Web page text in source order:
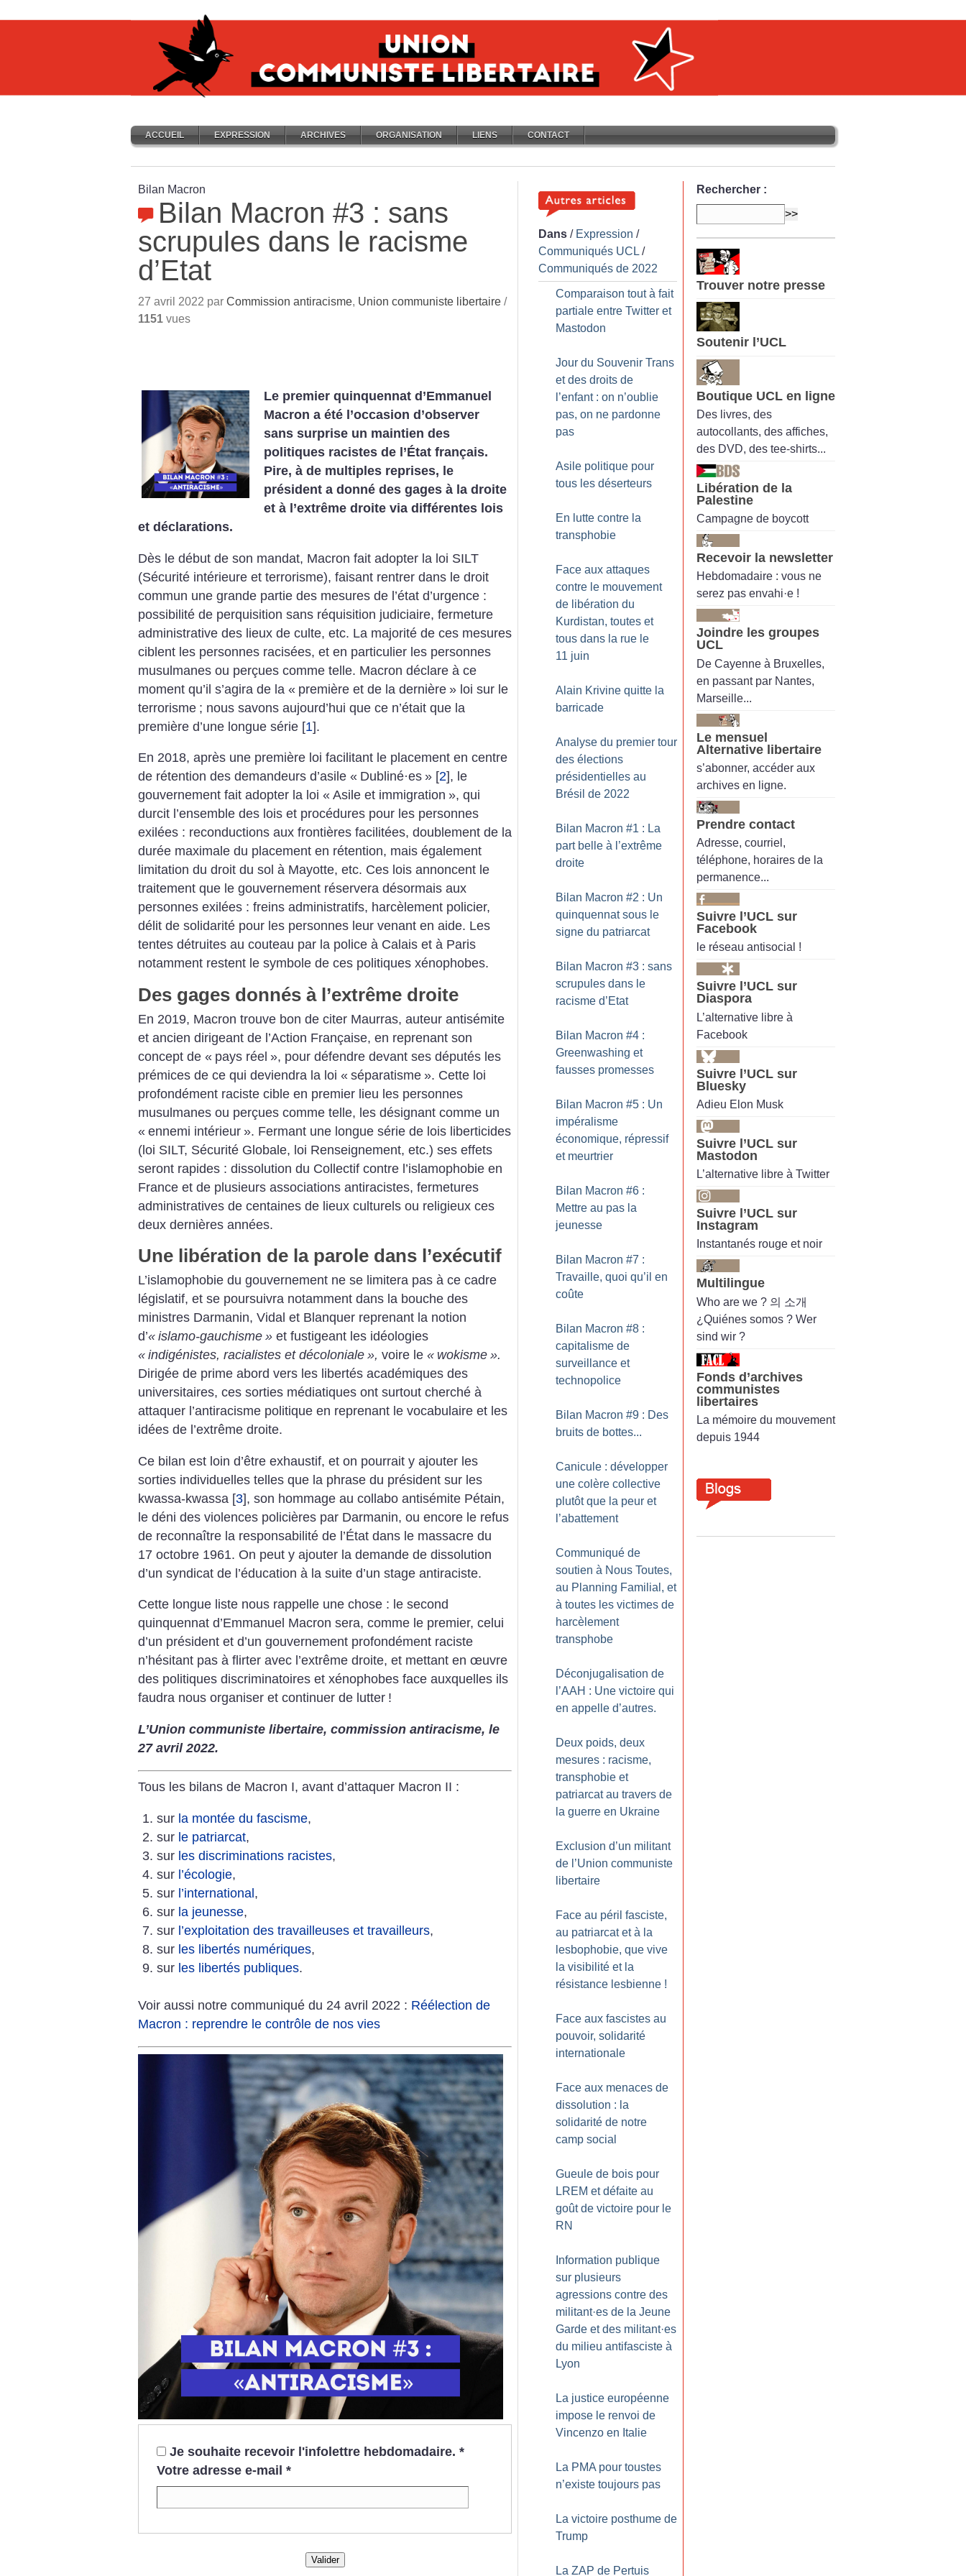
ACCUEIL EXPRESSION ARCHIVES ORGANISATION LIENS CONTACT
Bilan Macron
Bilan Macron #3 : sans
scrupules dans le racisme
d’Etat
27 avril 2022 par Commission antiracisme, Union communiste libertaire /
1151 vues
Le premier quinquennat d’Emmanuel
Macron a été l’occasion d’observer
sans surprise un maintien des
politiques racistes de l’État français.
Pire, à de multiples reprises, le
président a donné des gages à la droite
et à l’extrême droite via différentes lois
et déclarations.
Dès le début de son mandat, Macron fait adopter la loi SILT
(Sécurité intérieure et terrorisme), faisant rentrer dans le droit
commun une grande partie des mesures de l’état d’urgence :
possibilité de perquisition sans réquisition judiciaire, fermeture
administrative des lieux de culte, etc. La majorité de ces mesures
ciblent les personnes racisées, et en particulier les personnes
musulmanes ou perçues comme telle. Macron déclare à ce
moment qu’il s’agira de la « première et de la dernière » loi sur le
terrorisme ; nous savons aujourd’hui que ce n’était que la
première d’une longue série [1].
En 2018, après une première loi facilitant le placement en centre
de rétention des demandeurs d’asile « Dubliné·es » [2], le
gouvernement fait adopter la loi « Asile et immigration », qui
durcit l’ensemble des lois et procédures pour les personnes
exilées : reconductions aux frontières facilitées, doublement de la
durée maximale du placement en rétention, mais également
limitation du droit du sol à Mayotte, etc. Ces lois annoncent le
traitement que le gouvernement réservera désormais aux
personnes exilées : freins administratifs, harcèlement policier,
délit de solidarité pour les personnes leur venant en aide. Les
tentes détruites au couteau par la police à Calais et à Paris
notamment restent le symbole de ces politiques xénophobes.
Des gages donnés à l’extrême droite
En 2019, Macron trouve bon de citer Maurras, auteur antisémite
et ancien dirigeant de l’Action Française, en reprenant son
concept de « pays réel », pour défendre devant ses députés les
prémices de ce qui deviendra la loi « séparatisme ». Cette loi
profondément raciste cible en premier lieu les personnes
musulmanes ou perçues comme telle, les désignant comme un
« ennemi intérieur ». Fermant une longue série de lois liberticides
(loi SILT, Sécurité Globale, loi Renseignement, etc.) ses effets
seront rapides : dissolution du Collectif contre l’islamophobie en
France et de plusieurs associations antiracistes, fermetures
administratives de centaines de lieux culturels ou religieux ces
deux dernières années.
Une libération de la parole dans l’exécutif
L’islamophobie du gouvernement ne se limitera pas à ce cadre
législatif, et se poursuivra notamment dans la bouche des
ministres Darmanin, Vidal et Blanquer reprenant la notion
d’« islamo-gauchisme » et fustigeant les idéologies
« indigénistes, racialistes et décoloniale », voire le « wokisme ».
Dirigée de prime abord vers les libertés académiques des
universitaires, ces sorties médiatiques ont surtout cherché à
attaquer l’antiracisme politique en reprenant le vocabulaire et les
idées de l’extrême droite.
Ce bilan est loin d’être exhaustif, et on pourrait y ajouter les
sorties individuelles telles que la phrase du président sur les
kwassa-kwassa [3], son hommage au collabo antisémite Pétain,
le déni des violences policières par Darmanin, ou encore le refus
de reconnaître la responsabilité de l’État dans le massacre du
17 octobre 1961. On peut y ajouter la demande de dissolution
d’un syndicat de l’éducation à la suite d’un stage antiraciste.
Cette longue liste nous rappelle une chose : le second
quinquennat d’Emmanuel Macron sera, comme le premier, celui
d’un président et d’un gouvernement profondément raciste
n’hésitant pas à flirter avec l’extrême droite, et mettant en œuvre
des politiques discriminatoires et xénophobes face auxquelles ils
faudra nous organiser et continuer de lutter !
L’Union communiste libertaire, commission antiracisme, le
27 avril 2022.
Tous les bilans de Macron I, avant d’attaquer Macron II :
sur la montée du fascisme,
sur le patriarcat,
sur les discriminations racistes,
sur l’écologie,
sur l’international,
sur la jeunesse,
sur l’exploitation des travailleuses et travailleurs,
sur les libertés numériques,
sur les libertés publiques.
Voir aussi notre communiqué du 24 avril 2022 : Réélection de
Macron : reprendre le contrôle de nos vies
Je souhaite recevoir l'infolettre hebdomadaire. *
Votre adresse e-mail *
Valider
Dans / Expression /
Communiqués UCL /
Communiqués de 2022
Comparaison tout à fait
partiale entre Twitter et
Mastodon
Jour du Souvenir Trans
et des droits de
l’enfant : on n’oublie
pas, on ne pardonne
pas
Asile politique pour
tous les déserteurs
En lutte contre la
transphobie
Face aux attaques
contre le mouvement
de libération du
Kurdistan, toutes et
tous dans la rue le
11 juin
Alain Krivine quitte la
barricade
Analyse du premier tour
des élections
présidentielles au
Brésil de 2022
Bilan Macron #1 : La
part belle à l’extrême
droite
Bilan Macron #2 : Un
quinquennat sous le
signe du patriarcat
Bilan Macron #3 : sans
scrupules dans le
racisme d’Etat
Bilan Macron #4 :
Greenwashing et
fausses promesses
Bilan Macron #5 : Un
impéralisme
économique, répressif
et meurtrier
Bilan Macron #6 :
Mettre au pas la
jeunesse
Bilan Macron #7 :
Travaille, quoi qu’il en
coûte
Bilan Macron #8 :
capitalisme de
surveillance et
technopolice
Bilan Macron #9 : Des
bruits de bottes...
Canicule : développer
une colère collective
plutôt que la peur et
l’abattement
Communiqué de
soutien à Nous Toutes,
au Planning Familial, et
à toutes les victimes de
harcèlement
transphobe
Déconjugalisation de
l’AAH : Une victoire qui
en appelle d’autres.
Deux poids, deux
mesures : racisme,
transphobie et
patriarcat au travers de
la guerre en Ukraine
Exclusion d’un militant
de l’Union communiste
libertaire
Face au péril fasciste,
au patriarcat et à la
lesbophobie, que vive
la visibilité et la
résistance lesbienne !
Face aux fascistes au
pouvoir, solidarité
internationale
Face aux menaces de
dissolution : la
solidarité de notre
camp social
Gueule de bois pour
LREM et défaite au
goût de victoire pour le
RN
Information publique
sur plusieurs
agressions contre des
militant·es de la Jeune
Garde et des militant·es
du milieu antifasciste à
Lyon
La justice européenne
impose le renvoi de
Vincenzo en Italie
La PMA pour toustes
n’existe toujours pas
La victoire posthume de
Trump
La ZAP de Pertuis
Rechercher :
Trouver notre presse
Soutenir l’UCL
Boutique UCL en ligne
Des livres, des
autocollants, des affiches,
des DVD, des tee-shirts...
Libération de la
Palestine
Campagne de boycott
Recevoir la newsletter
Hebdomadaire : vous ne
serez pas envahi·e !
Joindre les groupes
UCL
De Cayenne à Bruxelles,
en passant par Nantes,
Marseille...
Le mensuel
Alternative libertaire
s’abonner, accéder aux
archives en ligne.
Prendre contact
Adresse, courriel,
téléphone, horaires de la
permanence...
Suivre l’UCL sur
Facebook
le réseau antisocial !
Suivre l’UCL sur
Diaspora
L’alternative libre à
Facebook
Suivre l’UCL sur
Bluesky
Adieu Elon Musk
Suivre l’UCL sur
Mastodon
L’alternative libre à Twitter
Suivre l’UCL sur
Instagram
Instantanés rouge et noir
Multilingue
Who are we ? 의 소개
¿Quiénes somos ? Wer
sind wir ?
Fonds d’archives
communistes
libertaires
La mémoire du mouvement
depuis 1944